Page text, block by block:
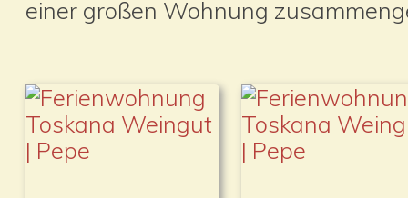
einer großen Wohnung